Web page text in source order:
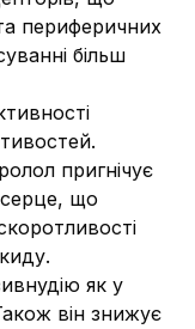
периферичних
більш
пригнічує
серце, що
як у
він знижує